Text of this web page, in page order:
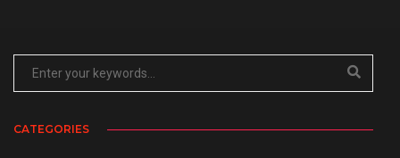
CATEGORIES